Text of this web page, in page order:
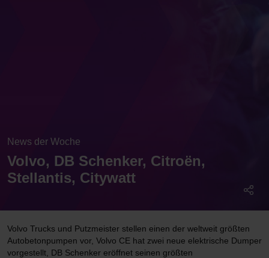
News der Woche
Volvo, DB Schenker, Citroën,
Stellantis, Citywatt
Volvo Trucks und Putzmeister stellen einen der weltweit größten
Autobetonpumpen vor, Volvo CE hat zwei neue elektrische Dumper
vorgestellt, DB Schenker eröffnet seinen größten